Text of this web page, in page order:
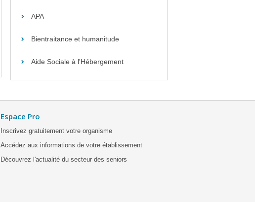
APA
Bientraitance et humanitude
Aide Sociale à l'Hébergement
Espace Pro
Inscrivez gratuitement votre organisme
Accédez aux informations de votre établissement
Découvrez l'actualité du secteur des seniors